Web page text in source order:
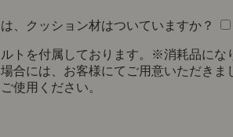
、クッション材はついていますか？
トを付属しております。※消耗品にな
合には、お客様にてご用意いただきま
使用ください。